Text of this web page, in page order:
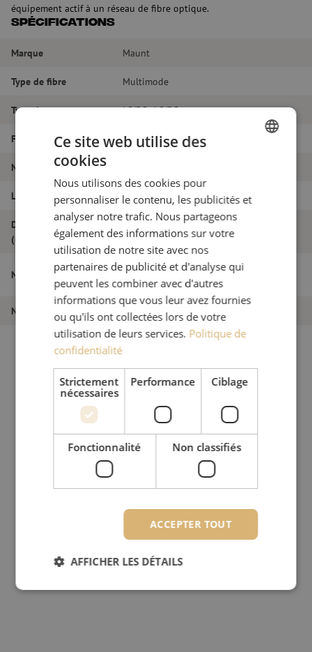
équipement actif à un réseau de fibre optique.
Spécifications
Marque Maunt
Type de fibre Multimode
Type de connecteur LC/PC - LC/PC
Fibretype OM4
Nombre de fibres
Longueur 40m
Diamètre extérieur
(mm)
1.8
Nom de l'article
Jarretière optique duplex OM4, LC/PC-
LC/PC, 1.8mm, 40m
Numéro d'article M20000160
Ce site web utilise des
cookies
Nous utilisons des cookies pour
personnaliser le contenu, les publicités et
analyser notre trafic. Nous partageons
également des informations sur votre
utilisation de notre site avec nos
partenaires de publicité et d'analyse qui
peuvent les combiner avec d'autres
informations que vous leur avez fournies
ou qu'ils ont collectées lors de votre
utilisation de leurs services. Politique de
confidentialité
Strictement
nécessaires
Performance Ciblage
Fonctionnalité Non classifiés
ACCEPTER TOUT
AFFICHER LES DÉTAILS